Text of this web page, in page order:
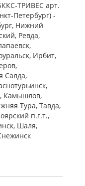
ТРИВЕС арт.
Петербург) -
Нижний
Ревда,
Ирбит,
Салда,
Камышлов,
Тура, Тавда,
п.г.т.,
Шаля,